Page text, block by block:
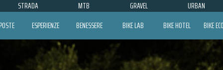
STRADA MTB GRAVEL URBAN
ESPERIENZE BENESSERE BIKE LAB BIKE HOTEL BIKE